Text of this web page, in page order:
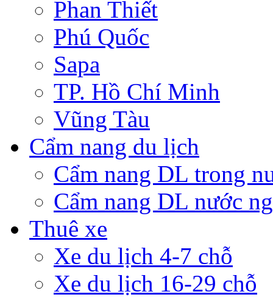
Phan Thiết
Phú Quốc
Sapa
TP. Hồ Chí Minh
Vũng Tàu
Cẩm nang du lịch
Cẩm nang DL trong
Cẩm nang DL nước
Thuê xe
Xe du lịch 4-7 chỗ
Xe du lịch 16-29 chỗ